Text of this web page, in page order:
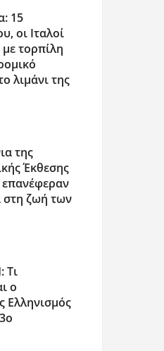
15
οι Ιταλοί
τορπίλη
λιμάνι της
της
Έκθεσης
επανέφεραν
ζωή των
Τι
ο
Ελληνισμός